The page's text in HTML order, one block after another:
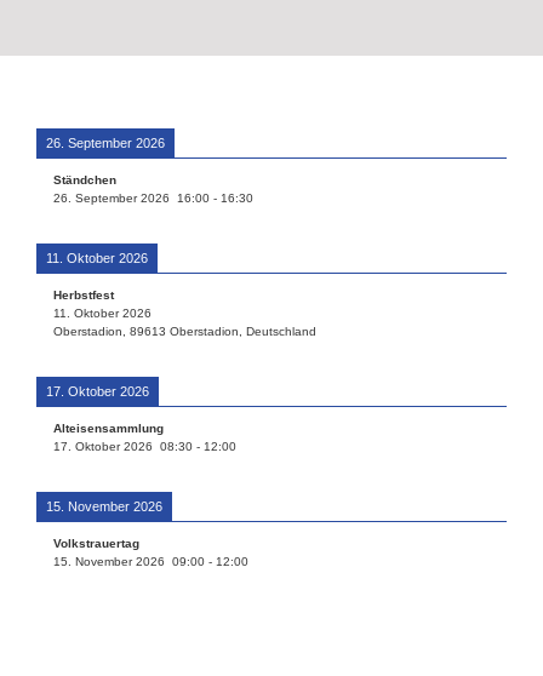
26. September 2026
Ständchen
26. September 2026
16:00 - 16:30
11. Oktober 2026
Herbstfest
11. Oktober 2026
Oberstadion, 89613 Oberstadion, Deutschland
17. Oktober 2026
Alteisensammlung
17. Oktober 2026
08:30 - 12:00
15. November 2026
Volkstrauertag
15. November 2026
09:00 - 12:00